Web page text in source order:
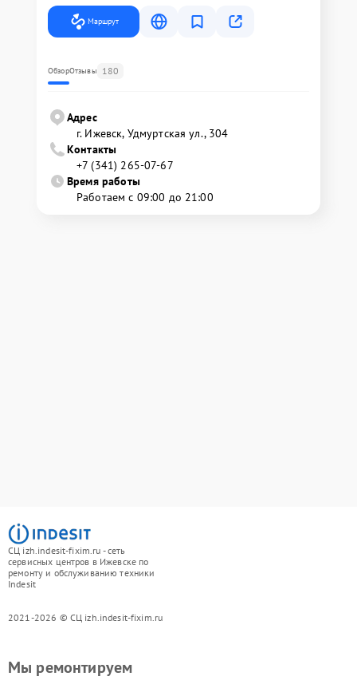
Маршрут
ОбзорОтзывы 180
Адрес
г. Ижевск, Удмуртская ул., 304
Контакты
+7 (341) 265-07-67
Время работы
Работаем с 09:00 до 21:00
СЦ izh.indesit-fixim.ru - сеть
сервисных центров в Ижевске по
ремонту и обслуживанию техники
Indesit
2021-2026 © СЦ izh.indesit-fixim.ru
Мы ремонтируем